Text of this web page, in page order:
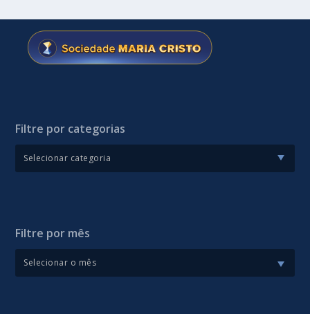
Filtre por categorias
Filtre por mês